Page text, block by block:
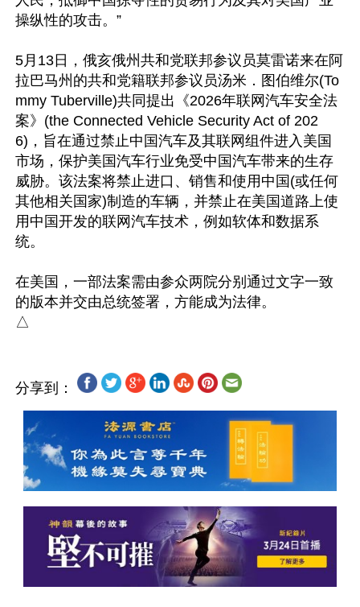
操纵性的攻击。”
5月13日，俄亥俄州共和党联邦参议员莫雷诺来在阿
拉巴马州的共和党籍联邦参议员汤米．图伯维尔(To
mmy Tuberville)共同提出《2026年联网汽车安全法
案》(the Connected Vehicle Security Act of 202
6)，旨在通过禁止中国汽车及其联网组件进入美国
市场，保护美国汽车行业免受中国汽车带来的生存
威胁。该法案将禁止进口、销售和使用中国(或任何
其他相关国家)制造的车辆，并禁止在美国道路上使
用中国开发的联网汽车技术，例如软体和数据系
统。
在美国，一部法案需由参众两院分别通过文字一致
的版本并交由总统签署，方能成为法律。
分享到：